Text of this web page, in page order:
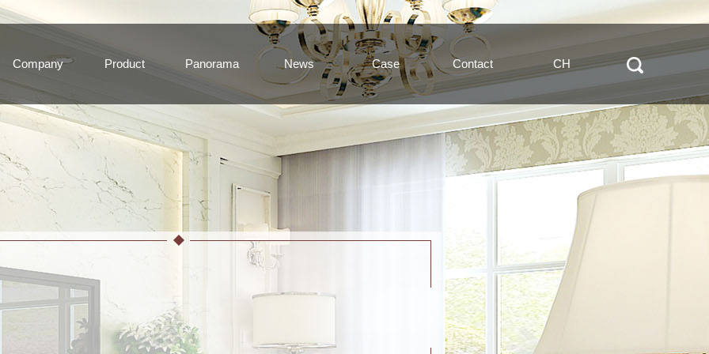
Company Product Panorama News Case Contact CH